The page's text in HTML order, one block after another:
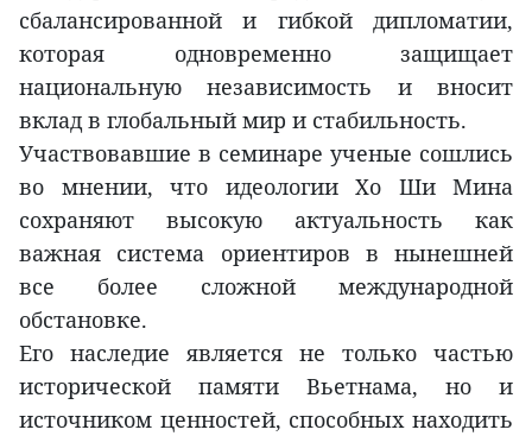
сбалансированной и гибкой дипломатии,
которая одновременно защищает
национальную независимость и вносит
вклад в глобальный мир и стабильность.
Участвовавшие в семинаре ученые сошлись
во мнении, что идеологии Хо Ши Мина
сохраняют высокую актуальность как
важная система ориентиров в нынешней
все более сложной международной
обстановке.
Его наследие является не только частью
исторической памяти Вьетнама, но и
источником ценностей, способных находить